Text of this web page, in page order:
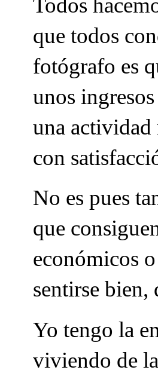
Todos
que todos
fotógrafo es
unos
una actividad
con
No es pues
que
económicos
sentirse bien,
Yo tengo la
viviendo de